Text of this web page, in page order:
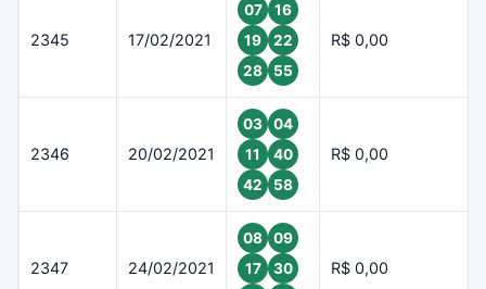
2345 17/02/2021
07
16
19
22
28
55
R$ 0,00
2346 20/02/2021
03
04
11
40
42
58
R$ 0,00
2347 24/02/2021
08
09
17
30
R$ 0,00